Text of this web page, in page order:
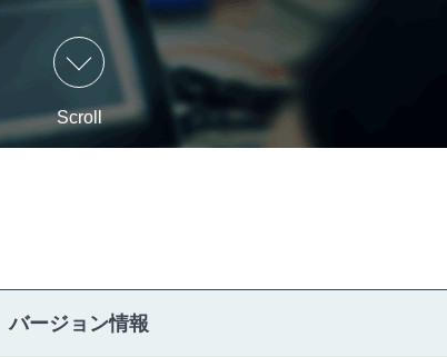
Scroll
バージョン情報